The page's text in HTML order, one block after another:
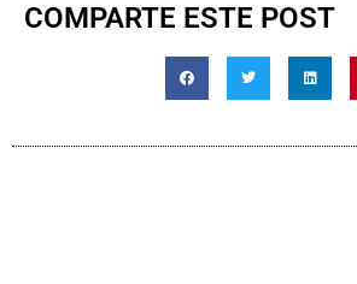
COMPARTE ESTE POST